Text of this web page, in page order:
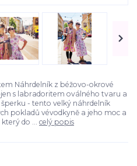
Náhrdelník z béžovo-okrové
s labradoritem oválného tvaru a
- tento velký náhrdelník
pokladů vévodkyně a jeho moc a
do ... celý popis